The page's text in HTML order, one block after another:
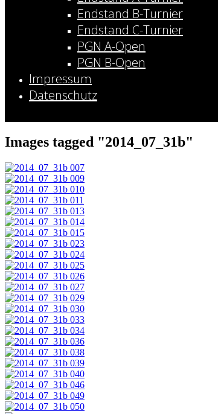
Endstand B-Turnier
Endstand C-Turnier
PGN A-Open
PGN B-Open
Impressum
Datenschutz
Images tagged "2014_07_31b"